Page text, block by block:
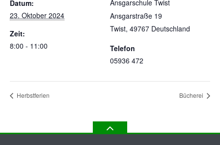
Datum:
23. Oktober 2024
Zeit:
8:00 - 11:00
Ansgarschule Twist
Ansgarstraße 19
Twist, 49767 Deutschland
Telefon
05936 472
Herbstferien Bücherei